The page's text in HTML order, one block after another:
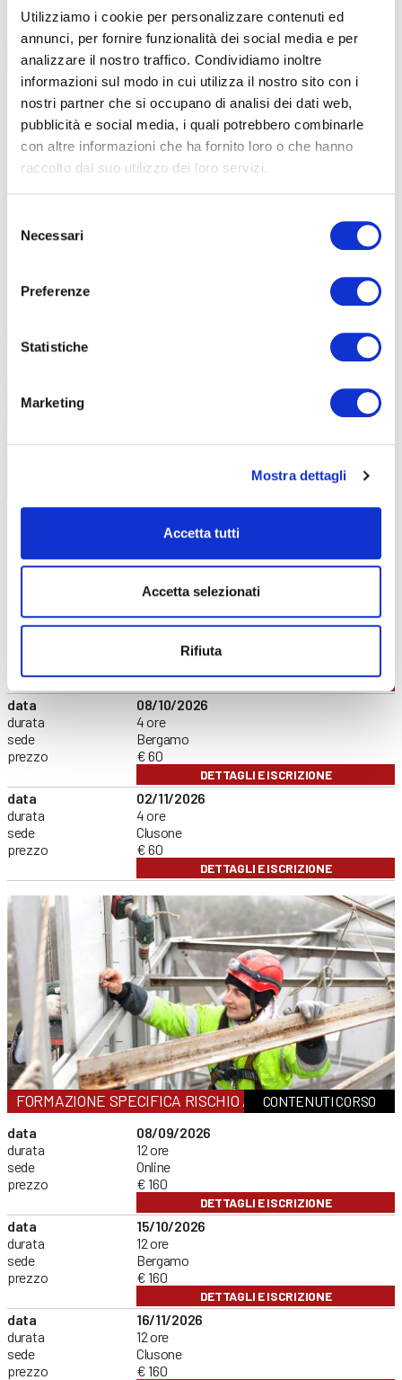
Utilizziamo i cookie per personalizzare contenuti ed
annunci, per fornire funzionalità dei social media e per
analizzare il nostro traffico. Condividiamo inoltre
informazioni sul modo in cui utilizza il nostro sito con i
nostri partner che si occupano di analisi dei dati web,
pubblicità e social media, i quali potrebbero combinarle
con altre informazioni che ha fornito loro o che hanno
raccolto dal suo utilizzo dei loro servizi.
delNecessari
Preferenze
Statistiche
Marketing
Mostra dettagli
Accetta tutti
Accetta selezionati
Rifiuta
AGGIORNAMENTO
CONTENUTI CORSO
data
durata
sede
prezzo
08/09/2026
6 ore
Curno
€ 140
DETTAGLI E ISCRIZIONE
durata
prezzo
CONTENUTI CORSO
prezzo
4 ore
€ 60
DETTAGLI E ISCRIZIONE
durata
4 ore
Treviglio
DETTAGLI E ISCRIZIONE
data
durata
sede
prezzo
08/10/2026
4 ore
Bergamo
€ 60
DETTAGLI E ISCRIZIONE
data
durata
sede
prezzo
02/11/2026
4 ore
Clusone
€ 60
DETTAGLI E ISCRIZIONE
FORMAZIONE SPECIFICA RISCHIO ALTOCONTENUTI CORSO
data
durata
sede
prezzo
08/09/2026
12 ore
Online
€ 160
DETTAGLI E ISCRIZIONE
data
durata
sede
prezzo
15/10/2026
12 ore
Bergamo
€ 160
DETTAGLI E ISCRIZIONE
data
durata
sede
prezzo
16/11/2026
12 ore
Clusone
€ 160